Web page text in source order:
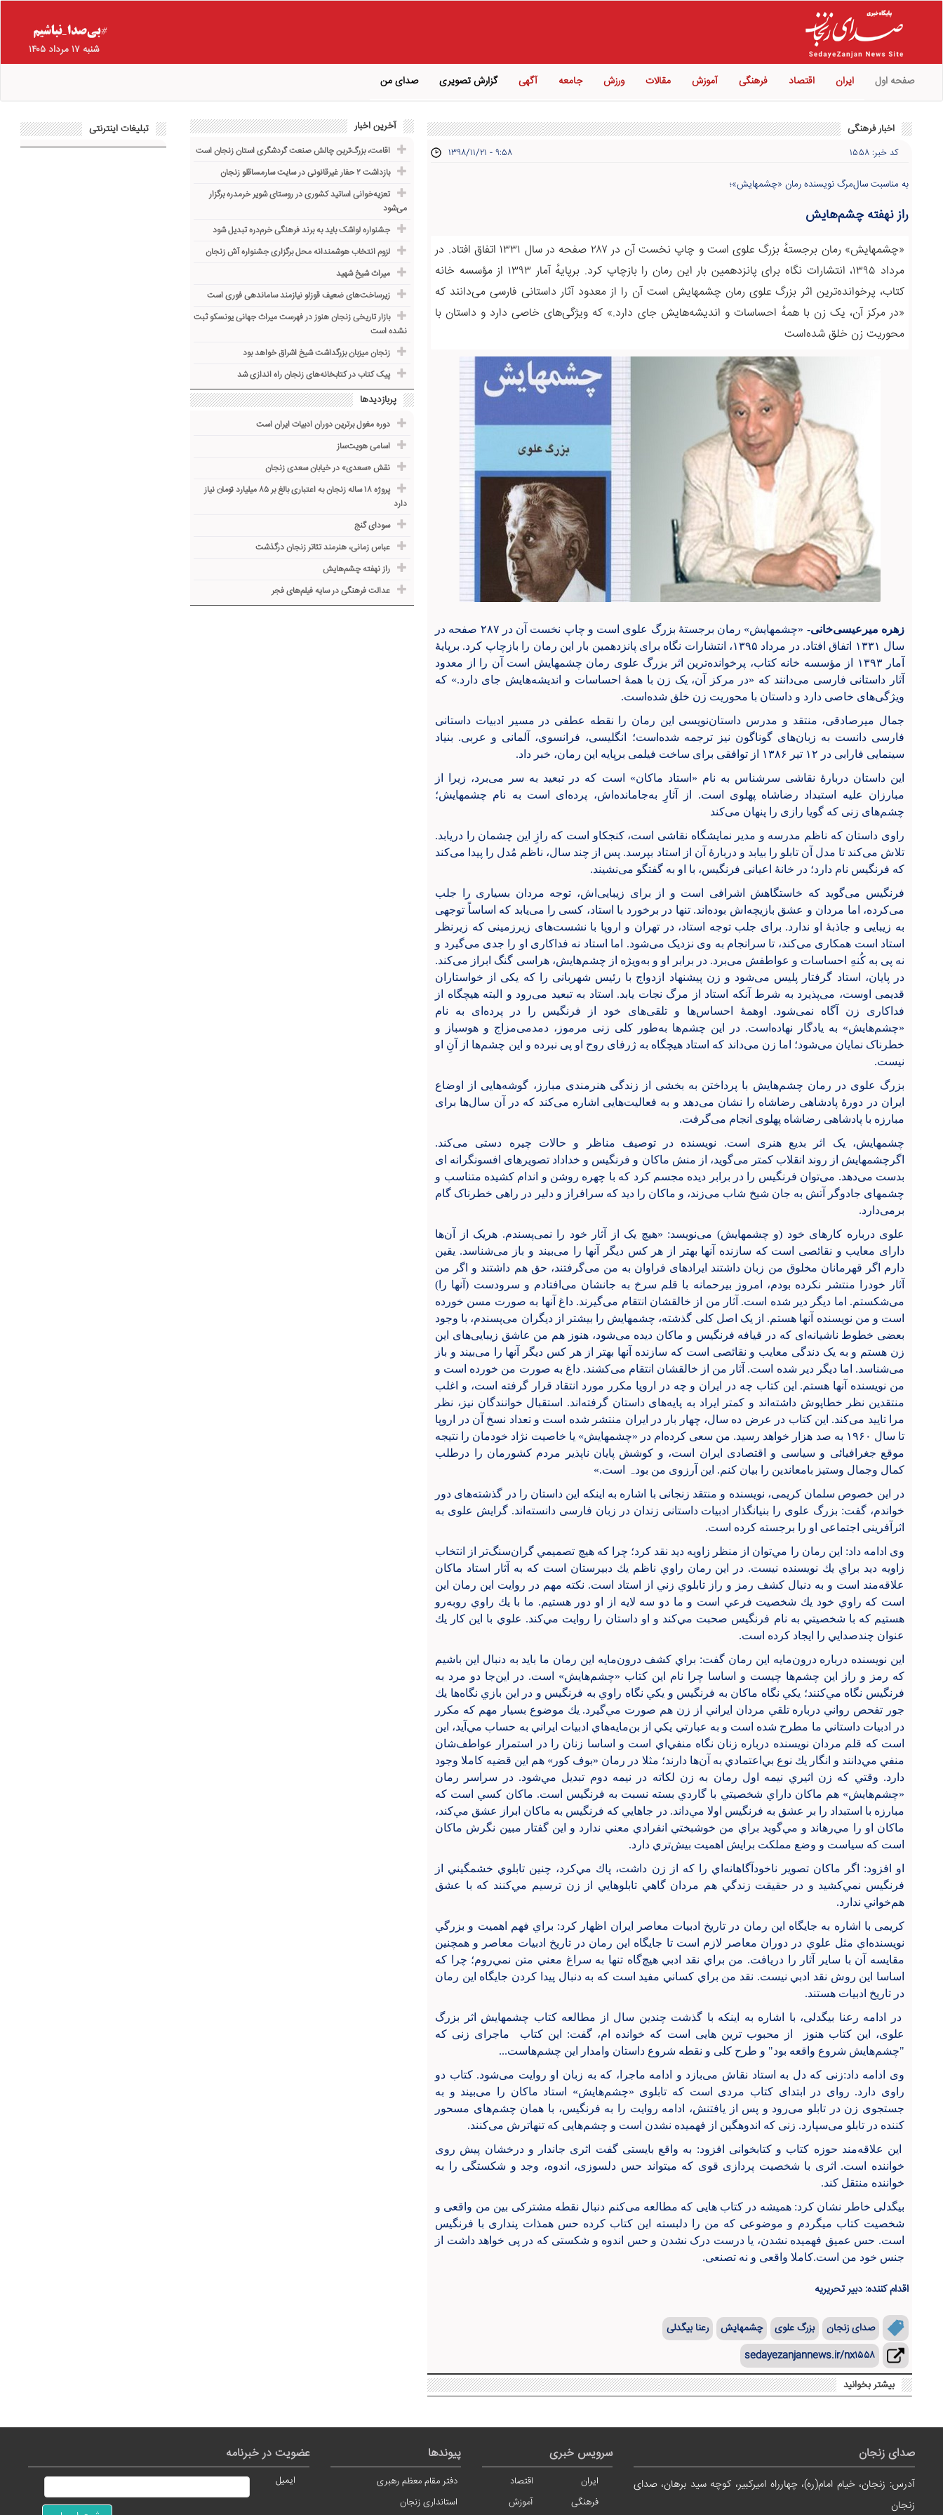
شنبه ۱۷ مرداد ۱۴۰۵
صفحه اول ایران اقتصاد فرهنگی آموزش مقالات ورزش جامعه آگهی گزارش تصویری صدای من
اخبار فرهنگی
کد خبر: ۱۵۵۸ ۱۳۹۸/۱۱/۲۱ - ۹:۵۸
به مناسبت سال‌مرگ نویسنده رمان «چشمهایش»؛
راز نهفته چشم‌هایش
«چشمهایش» رمان برجستهٔ بزرگ علوی است و چاپ نخست آن در ۲۸۷ صفحه در سال ۱۳۳۱ اتفاق افتاد. در
مرداد ۱۳۹۵، انتشارات نگاه برای پانزدهمین بار این رمان را بازچاپ کرد. برپایهٔ آمار ۱۳۹۳ از مؤسسه خانه
کتاب، پر‌خوانده‌ترین اثر بزرگ علوی رمان چشمهایش است آن را از معدود آثار داستانی فارسی می‌دانند که
«در مرکز آن، یک زن با همهٔ احساسات و اندیشه‌هایش جای دارد.» که ویژگی‌های خاصی دارد و داستان با
محوریت زن خلق شده‌است
زهره میرعیسی‌خانی
- «چشمهایش» رمان برجستهٔ بزرگ علوی است و چاپ نخست آن در ۲۸۷ صفحه در
سال ۱۳۳۱ اتفاق افتاد. در مرداد ۱۳۹۵، انتشارات نگاه برای پانزدهمین بار این رمان را بازچاپ کرد. برپایهٔ
آمار ۱۳۹۳ از مؤسسه خانه کتاب، پر‌خوانده‌ترین اثر بزرگ علوی رمان چشمهایش است آن را از معدود
آثار داستانی فارسی می‌دانند که «در مرکز آن، یک زن با همهٔ احساسات و اندیشه‌هایش جای دارد.» که
ویژگی‌های خاصی دارد و داستان با محوریت زن خلق شده‌است.
جمال میرصادقی، منتقد و مدرس داستان‌نویسی این رمان را نقطه عطفی در مسیر ادبیات داستانی
فارسی دانست به زبان‌های گوناگون نیز ترجمه شده‌است؛ انگلیسی، فرانسوی، آلمانی و عربی. بنیاد
سینمایی فارابی در ۱۲ تیر ۱۳۸۶ از توافقی برای ساخت فیلمی برپایه این رمان، خبر داد.
این داستان دربارهٔ نقاشی سرشناس به نام «استاد ماکان» است که در تبعید به سر می‌برد، زیرا از
مبارزان علیه استبداد رضاشاه پهلوی است. از آثارِ به‌جامانده‌اش، پرده‌ای است به نام چشمهایش؛
چشم‌های زنی که گویا رازی را پنهان می‌کند
راوی داستان که ناظم مدرسه و مدیر نمایشگاه نقاشی است، کنجکاو است که رازِ این چشمان را دریابد.
تلاش می‌کند تا مدل آن تابلو را بیابد و دربارهٔ آن از استاد بپرسد. پس از چند سال، ناظم مُدل را پیدا می‌کند
که فرنگیس نام دارد؛ در خانهٔ اعیانی فرنگیس، با او به گفتگو می‌نشیند.
فرنگیس می‌گوید که خاستگاهش اشرافی است و از برای زیبایی‌اش، توجه مردان بسیاری را جلب
می‌کرده، اما مردان و عشق بازیچه‌اش بوده‌اند. تنها در برخورد با استاد، کسی را می‌یابد که اساساً توجهی
به زیبایی و جاذبهٔ او ندارد. برای جلب توجه استاد، در تهران و اروپا با نشست‌های زیرزمینی که زیرنظر
استاد است همکاری می‌کند، تا سرانجام به وی نزدیک می‌شود. اما استاد نه فداکاری او را جدی می‌گیرد و
نه پی به کُنهِ احساسات و عواطفش می‌برد. در برابر او و به‌ویژه از چشم‌هایش، هراسی گنگ ابراز می‌کند.
در پایان، استاد گرفتار پلیس می‌شود و زن پیشنهاد ازدواج با رئیس شهربانی را که یکی از خواستاران
قدیمی اوست، می‌پذیرد به شرط آنکه استاد از مرگ نجات یابد. استاد به تبعید می‌رود و البته هیچگاه از
فداکاری زن آگاه نمی‌شود. اوهمهٔ احساس‌ها و تلقی‌های خود از فرنگیس را در پرده‌ای به نام
«چشم‌هایش» به یادگار نهاده‌است. در این چشم‌ها به‌طور کلی زنی مرموز، دمدمی‌مزاج و هوسباز و
خطرناک نمایان می‌شود؛ اما زن می‌داند که استاد هیچگاه به ژرفای روح او پی نبرده و این چشم‌ها از آنِ او
نیست.
بزرگ علوی در رمان چشم‌هایش با پرداختن به بخشی از زندگی هنرمندی مبارز، گوشه‌هایی از اوضاع
ایران در دورهٔ پادشاهی رضاشاه را نشان می‌دهد و به فعالیت‌هایی اشاره می‌کند که در آن سال‌ها برای
مبارزه با پادشاهی رضاشاه پهلوی انجام می‌گرفت.
چشمهایش، یک اثر بدیع هنری است. نویسنده در توصیف مناظر و حالات چیره دستی می‌کند.
اگرچشمهایش از روند انقلاب کمتر می‌گوید، از منش ماکان و فرنگیس و خداداد تصویرهای افسونگرانه ای
بدست می‌دهد. می‌توان فرنگیس را در برابر دیده مجسم کرد که با چهره روشن و اندام کشیده متناسب و
چشمهای جادوگر آتش به جان شیخ شاب می‌زند، و ماکان را دید که سرافراز و دلیر در راهی خطر‌ناک گام
برمی‌دارد.
علوی درباره کارهای خود (و چشمهایش) می‌نویسد: «هیچ یک از آثار خود را نمی‌پسندم. هریک از آن‌ها
دارای معایب و نقائصی است که سازنده آنها بهتر از هر کس دیگر آنها را می‌بیند و باز می‌شناسد. یقین
دارم اگر قهرمانان مخلوق من زبان داشتند ایرادهای فراوان به من می‌گرفتند، حق هم داشتند و اگر من
آثار خودرا منتشر نکرده بودم، امروز بیرحمانه با قلم سرخ به جانشان می‌افتادم و سرودست (آنها را)
می‌شکستم. اما دیگر دیر شده است. آثار من از خالقشان انتقام می‌گیرند. داغ آنها به صورت مسن خورده
است و من نویسنده آنها هستم. از یک اصل کلی گذشته، چشمهایش را بیشتر از دیگران می‌پسندم، با وجود
بعضی خطوط ناشیانه‌ای که در قیافه فرنگیس و ماکان دیده می‌شود، هنوز هم من عاشق زیبایی‌های این
زن هستم و به یک دندگی معایب و نقائصی است که سازنده آنها بهتر از هر کس دیگر آنها را می‌بیند و باز
می‌شناسد. اما دیگر دیر شده است. آثار من از خالقشان انتقام می‌کشند. داغ به صورت من خورده است و
من نویسنده آنها هستم. این کتاب چه در ایران و چه در اروپا مکرر مورد انتقاد قرار گرفته است، و اغلب
منتقدین نظر خطاپوش داشته‌اند و کمتر ایراد به پایه‌های داستان گرفته‌اند. استقبال خوانندگان نیز، نظر
مرا تایید می‌کند. این کتاب در عرض ده سال، چهار بار در ایران منتشر شده است و تعداد نسخ آن در اروپا
تا سال ۱۹۶۰ به صد هزار خواهد رسید. من سعی کرده‌ام در «چشمهایش» یا خاصیت نژاد خودمان را نتیجه
موقع جغرافیائی و سیاسی و اقتصادی ایران است، و کوشش پایان ناپذیر مردم کشورمان را درطلب
کمال وجمال وستیز بامعاندین را بیان کنم. این آرزوی من بودہ است.»
در این خصوص سلمان کریمی، نویسنده و منتقد زنجانی با اشاره به اینکه این داستان را در گذشته‌های دور
خواندم، گفت: بزرگ علوی را بنیانگذار ادبیات داستانی زندان در زبان فارسی دانسته‌اند. گرایش علوی به
اثرآفرینی اجتماعی او را برجسته کرده است.
وی ادامه داد: اين رمان را مي‌توان از منظر زاويه ديد نقد كرد؛ چرا كه هيچ تصميمي گران‌سنگ‌تر از انتخاب
زاويه ديد براي يك نويسنده نيست. در اين رمان راوي ناظم يك دبيرستان است كه به آثار استاد ماكان
علاقه‌مند است و به دنبال كشف رمز و راز تابلوي زني از استاد است. نكته مهم در روايت اين رمان اين
است كه راوي خود يك شخصيت فرعي است و ما دو سه لايه از او دور هستيم. ما با يك راوي روبه‌رو
هستيم كه با شخصيتي به نام فرنگيس صحبت مي‌كند و او داستان را روايت مي‌كند. علوي با اين كار يك
عنوان چندصدايي را ايجاد كرده است.
این نویسنده درباره درون‌مايه اين رمان گفت: براي كشف درون‌مايه اين رمان ما بايد به دنبال اين باشيم
كه رمز و راز اين چشم‌ها چيست و اساسا چرا نام اين كتاب «چشم‌هايش» است. در اين‌جا دو مرد به
فرنگيس نگاه مي‌كنند؛ يكي نگاه ماكان به فرنگيس و يكي نگاه راوي به فرنگيس و در اين بازي نگاه‌ها يك
جور تفحص رواني درباره تلقي مردان ايراني از زن هم صورت مي‌گيرد. يك موضوع بسيار مهم كه مكرر
در ادبيات داستاني ما مطرح شده است و به عبارتي يكي از بن‌مايه‌هاي ادبيات ايراني به حساب مي‌آيد، اين
است كه قلم مردان نويسنده درباره زنان نگاه منفي‌اي است و اساسا زنان را در استمرار عواطف‌شان
منفي مي‌دانند و انگار يك نوع بي‌اعتمادي به آن‌ها دارند؛ مثلا در رمان «بوف كور» هم اين قضيه كاملا وجود
دارد. وقتي كه زن اثيري نيمه اول رمان به زن لكاته در نيمه دوم تبديل مي‌شود. در سراسر رمان
«چشم‌هايش» هم ماكان داراي شخصيتي با گاردي بسته نسبت به فرنگيس است. ماكان كسي است كه
مبارزه با استبداد را بر عشق به فرنگيس اولا مي‌داند. در جاهايي كه فرنگيس به ماكان ابراز عشق مي‌كند،
ماكان او را مي‌رهاند و مي‌گويد براي من خوشبختي انفرادي معني ندارد و اين گفتار مبين نگرش ماكان
است كه سياست و وضع مملكت برايش اهميت بيش‌تري دارد.
او افزود: اگر ماكان تصوير ناخودآگاهانه‌اي را كه از زن داشت، پاك مي‌كرد، چنين تابلوي خشمگيني از
فرنگيس نمي‌كشيد و در حقيقت زندگي هم مردان گاهي تابلوهايي از زن ترسيم مي‌كنند كه با عشق
هم‌خواني ندارد.
کریمی با اشاره به جايگاه اين رمان در تاريخ ادبيات معاصر ايران اظهار كرد: براي فهم اهميت و بزرگي
نويسنده‌اي مثل علوي در دوران معاصر لازم است تا جايگاه اين رمان در تاريخ ادبيات معاصر و همچنين
مقايسه آن با ساير آثار را دريافت. من براي نقد ادبي هيچ‌گاه تنها به سراغ معني متن نمي‌روم؛ چرا كه
اساسا اين روش نقد ادبي نيست. نقد من براي كساني مفيد است كه به دنبال پيدا كردن جايگاه اين رمان
در تاريخ ادبيات هستند.
در ادامه رعنا بیگدلی، با اشاره به اینکه با گذشت چندین سال از مطالعه کتاب چشمهایش اثر بزرگ
علوی، این کتاب هنوز از محبوب ترین هایی است که خوانده ام، گفت: این کتاب ماجرای زنی که
"چشم‌هایش شروع واقعه بود" و طرح کلی و نقطه شروع داستان وامدار این چشم‌هاست...
وی ادامه داد:زنی که دل به استاد نقاش می‌بازد و ادامه ماجرا، که به زبان او روایت می‌شود. کتاب دو
راوی دارد. روای در ابتدای کتاب مردی است که تابلوی «چشم‌هایش» استاد ماکان را می‌بیند و به
جستجوی زن در تابلو می‌رود و پس از یافتنش، ادامه روایت را به فرنگیس، با همان چشم‌های مسحور
کننده در تابلو می‌سپارد. زنی که اندوهگین از فهمیده نشدن است و چشم‌هایی که تنهاترش می‌کنند.
این علاقه‌مند حوزه کتاب و کتابخوانی افزود: به واقع بایستی گفت اثری جاندار و درخشان پیش روی
خواننده است. اثری با شخصیت پردازی قوی که میتواند حس دلسوزی، اندوه، وجد و شکستگی را به
خواننده منتقل کند.
بیگدلی خاطر نشان کرد: همیشه در کتاب هایی که مطالعه می‌کنم دنبال نقطه مشترکی بین من واقعی و
شخصیت کتاب میگردم و موضوعی که من را دلبسته این کتاب کرده حس همذات پنداری با فرنگیس
است. حس عمیق فهمیده نشدن، یا درست درک نشدن و حس اندوه و شکستی که در پی خواهد داشت از
جنس خود من است.کاملا واقعی و نه تصنعی.
اقدام کننده: دبیر تحریریه
صدای زنجان بزرگ علوی چشمهایش
رعنا بیگدلی
sedayezanjannews.ir/nx۱۵۵۸
بیشتر بخوانید
آخرین اخبار
اقامت، بزرگ‌ترین چالش صنعت گردشگری استان زنجان است
بازداشت ۲ حفار غیرقانونی در سایت سارمساقلو زنجان
تعزیه‌خوانی اساتید کشوری در روستای شویر خرمدره برگزار
می‌شود
جشنواره لواشک باید به برند فرهنگی خرم‌دره تبدیل شود
لزوم انتخاب هوشمندانه محل برگزاری جشنواره آش زنجان
میراث شیخ شهید
زیرساخت‌های ضعیف قوزلو نیازمند ساماندهی فوری است
بازار تاریخی زنجان هنوز در فهرست میراث جهانی یونسکو ثبت
نشده است
زنجان میزبان بزرگداشت شیخ اشراق خواهد بود
پیک کتاب در کتابخانه‌های زنجان راه اندازی شد
پربازدیدها
دوره مغول برترین دوران ادبیات ایران است
اسامی هویت‌ساز
نقش «سعدی» در خیابان سعدی زنجان
پروژه ۱۸ ساله زنجان به اعتباری بالغ بر ۸۵ میلیارد تومان نیاز
دارد
سودای گنج
عباس زمانی، هنرمند تئاتر زنجان درگذشت
راز نهفته چشم‌هایش
عدالت فرهنگی در سایه فیلم‌های فجر
تبلیغات اینترنتی
صدای زنجان
آدرس: زنجان، خیام امام(ره)، چهارراه امیرکبیر، کوچه سید برهان، صدای
زنجان
سرویس خبری
ایران
اقتصاد
فرهنگی
آموزش
پیوندها
دفتر مقام معظم رهبری
استانداری زنجان
عضویت در خبرنامه
ایمیل